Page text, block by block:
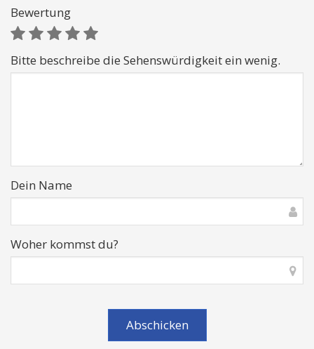
Bewertung
Bitte beschreibe die Sehenswürdigkeit ein wenig.
Dein Name
Woher kommst du?